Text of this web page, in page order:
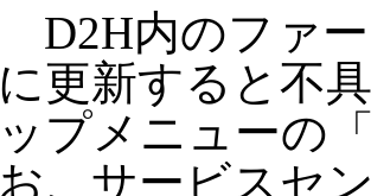
D2H内のファー
に更新すると不
ップメニューの
お、サービスセ